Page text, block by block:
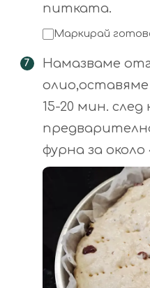
питката.
Маркирай
Намазваме
15-20 мин.
фурна за около